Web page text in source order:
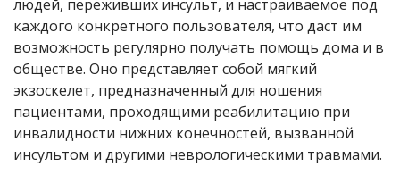
людей, переживших инсульт, и настраиваемое под
каждого конкретного пользователя, что даст им
возможность регулярно получать помощь дома и в
обществе. Оно представляет собой мягкий
экзоскелет, предназначенный для ношения
пациентами, проходящими реабилитацию при
инвалидности нижних конечностей, вызванной
инсультом и другими неврологическими травмами.